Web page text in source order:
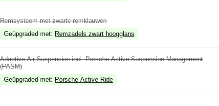
Remsysteem met zwarte remklauwen
Geüpgraded met: Remzadels zwart hoogglans
Adaptive Air Suspension incl. Porsche Active Suspension Management
(PASM)
Geüpgraded met: Porsche Active Ride